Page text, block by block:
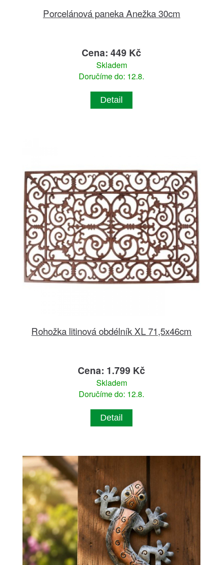
Porcelánová paneka Anežka 30cm
Cena: 449 Kč
Skladem
Doručíme do: 12.8.
Detail
Rohožka litinová obdélník XL 71,5x46cm
Cena: 1.799 Kč
Skladem
Doručíme do: 12.8.
Detail